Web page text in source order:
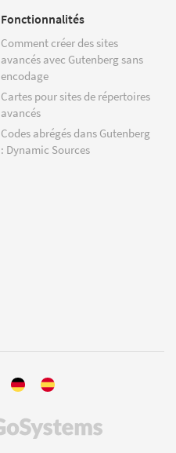
Fonctionnalités
Comment créer des sites
avancés avec Gutenberg sans
encodage
Cartes pour sites de répertoires
avancés
Codes abrégés dans Gutenberg
: Dynamic Sources
(s'ouvre